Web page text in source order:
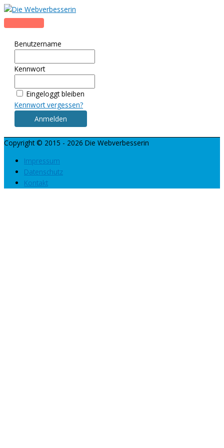
Zum
Inhalt
springen
Hauptmenü
Benutzername
Kennwort
Eingeloggt bleiben
Kennwort vergessen?
Copyright © 2015 - 2026 Die Webverbesserin
Impressum
Datenschutz
Kontakt